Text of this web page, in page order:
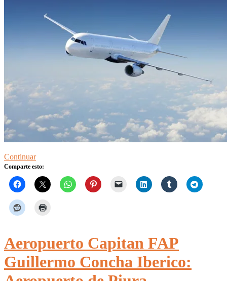
Continuar
Comparte esto:
Aeropuerto Capitan FAP
Guillermo Concha Iberico: